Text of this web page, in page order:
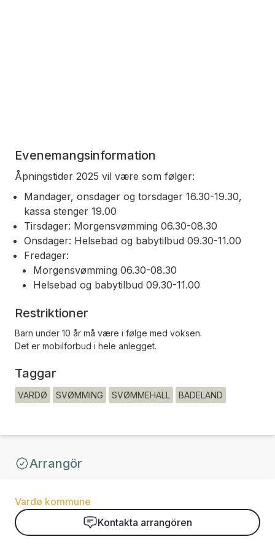
Evenemangsinformation
Åpningstider 2025 vil være som følger:
Mandager, onsdager og torsdager 16.30-19.30,
kassa stenger 19.00
Tirsdager: Morgensvømming 06.30-08.30
Onsdager: Helsebad og babytilbud 09.30-11.00
Fredager:
Morgensvømming 06.30-08.30
Helsebad og babytilbud 09.30-11.00
Restriktioner
Barn under 10 år må være i følge med voksen.
Det er mobilforbud i hele anlegget.
Taggar
VARDØ SVØMMING SVØMMEHALL BADELAND
Arrangör
Vardø kommune
Kontakta arrangören